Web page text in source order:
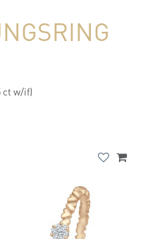
ct w/if)